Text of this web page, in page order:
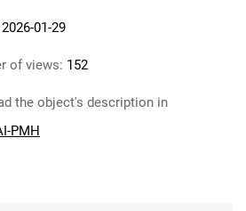
1965, nr 22
: Organ Samorządu
1965, nr 23
: Organ Samorządu
2026-01-29
of views: 152
the object's description in
PMH